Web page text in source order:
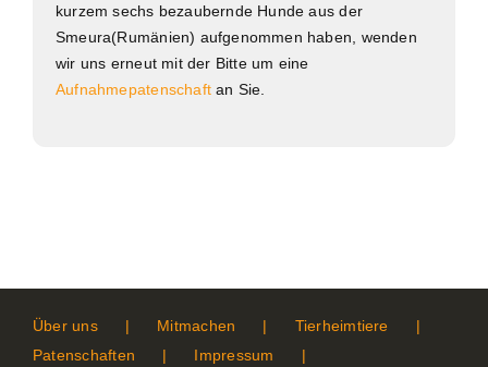
kurzem sechs bezaubernde Hunde aus der
Smeura(Rumänien) aufgenommen haben, wenden
wir uns erneut mit der Bitte um eine
Aufnahmepatenschaftan Sie.
Über uns Mitmachen
Tierheimtiere
Patenschaften
Impressum